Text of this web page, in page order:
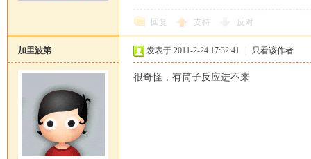
回复 支持 反对
加里波第 发表于 2011-2-24 17:32:41 只看该作者
很奇怪，有筒子反应进不来